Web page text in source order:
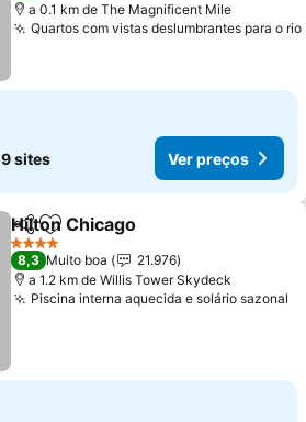
a 0.1 km de The Magnificent Mile
Quartos com vistas deslumbrantes para o rio
9 sites Ver preços
PartilharAdicionar aos favoritos
Hilton Chicago
4 Estrelas
8,3 Muito boa
21.976
a 1.2 km de Willis Tower Skydeck
Piscina interna aquecida e solário sazonal